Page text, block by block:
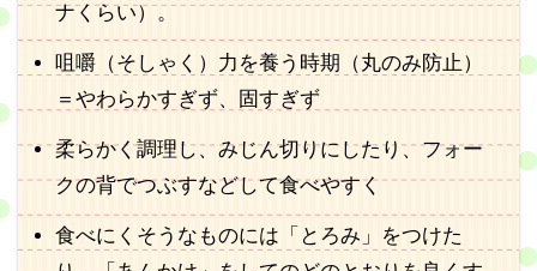
ナくらい）。
咀嚼（そしゃく）力を養う時期（丸のみ防止）
＝やわらかすぎず、固すぎず
柔らかく調理し、みじん切りにしたり、フォー
クの背でつぶすなどして食べやすく
食べにくそうなものには「とろみ」をつけた